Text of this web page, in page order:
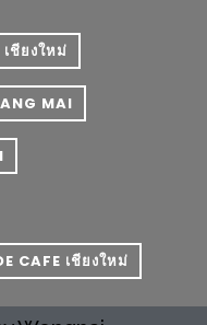
ชียงใหม่
MAI
CAFE เชียงใหม่